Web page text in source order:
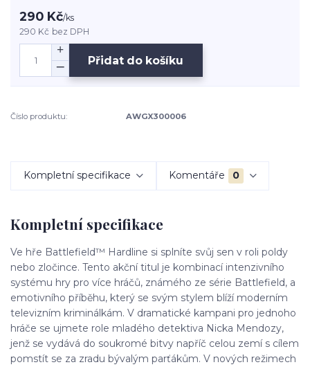
290 Kč/ks
290 Kč bez DPH
Přidat do košíku
Číslo produktu: AWGX300006
Kompletní specifikace Komentáře 0
Kompletní specifikace
Ve hře Battlefield™ Hardline si splníte svůj sen v roli poldy
nebo zločince. Tento akční titul je kombinací intenzivního
systému hry pro více hráčů, známého ze série Battlefield, a
emotivního příběhu, který se svým stylem blíží moderním
televizním kriminálkám. V dramatické kampani pro jednoho
hráče se ujmete role mladého detektiva Nicka Mendozy,
jenž se vydává do soukromé bitvy napříč celou zemí s cílem
pomstít se za zradu bývalým parťákům. V nových režimech